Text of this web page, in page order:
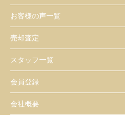
お客様の声一覧
売却査定
スタッフ一覧
会員登録
会社概要